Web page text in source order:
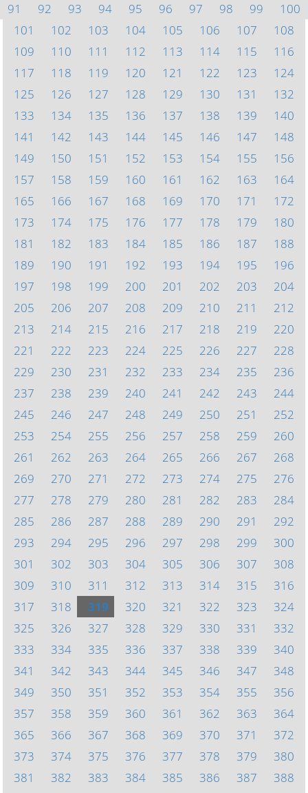
91
92 93 94 95 96 97 98 99
100
101
102 103 104 105 106 107
108
109
110 111 112 113 114 115
116
117
118 119 120 121 122 123
124
125
126 127 128 129 130 131
132
133
134 135 136 137 138 139
140
141
142 143 144 145 146 147
148
149
150 151 152 153 154 155
156
157
158 159 160 161 162 163
164
165
166 167 168 169 170 171
172
173
174 175 176 177 178 179
180
181
182 183 184 185 186 187
188
189
190 191 192 193 194 195
196
197
198 199 200 201 202 203
204
205
206 207 208 209 210 211
212
213
214 215 216 217 218 219
220
221
222 223 224 225 226 227
228
229
230 231 232 233 234 235
236
237
238 239 240 241 242 243
244
245
246 247 248 249 250 251
252
253
254 255 256 257 258 259
260
261
262 263 264 265 266 267
268
269
270 271 272 273 274 275
276
277
278 279 280 281 282 283
284
285
286 287 288 289 290 291
292
293
294 295 296 297 298 299
300
301
302 303 304 305 306 307
308
309
310 311 312 313 314 315
316
317
318 319 320 321 322 323
324
325
326 327 328 329 330 331
332
333
334 335 336 337 338 339
340
341
342 343 344 345 346 347
348
349
350 351 352 353 354 355
356
357
358 359 360 361 362 363
364
365
366 367 368 369 370 371
372
373
374 375 376 377 378 379
380
381
382 383 384 385 386 387
388